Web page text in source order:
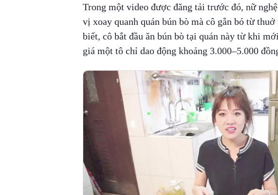
Trong một video được đăng tải trước đó, nữ
vị xoay quanh quán bún bò mà cô gắn bó từ
biết, cô bắt đầu ăn bún bò tại quán này từ khi
giá một tô chỉ dao động khoảng 3.000–5.000